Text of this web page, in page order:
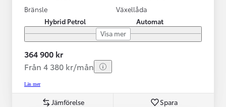
Bränsle
Hybrid Petrol
Växellåda
Automat
Visa mer
364 900 kr
Från 4 380 kr/mån
Läs mer
Jämförelse Spara